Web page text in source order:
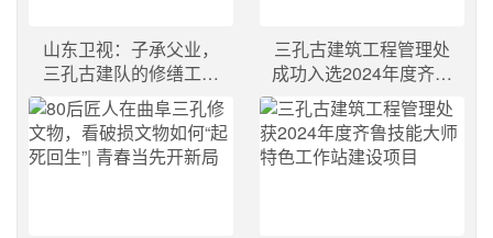
山东卫视：子承父业，
三孔古建队的修缮工作
传承的古文化
三孔古建筑工程管理处
成功入选2024年度齐鲁
技能大师特色工作站项
目